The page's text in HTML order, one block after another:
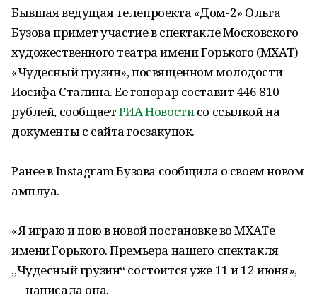
Бывшая ведущая телепроекта «Дом-2» Ольга
Бузова примет участие в спектакле Московского
художественного театра имени Горького (МХАТ)
«Чудесный грузин», посвященном молодости
Иосифа Сталина. Ее гонорар составит 446 810
рублей, сообщаетРИА Новостисо ссылкой на
документы с сайта госзакупок.
Ранее в Instagram Бузова сообщила о своем новом
амплуа.
«Я играю и пою в новой постановке во МХАТе
имени Горького. Премьера нашего спектакля
„Чудесный грузин“ состоится уже 11 и 12 июня»,
— написала она.